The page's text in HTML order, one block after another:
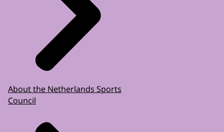
About the Netherlands Sports
Council